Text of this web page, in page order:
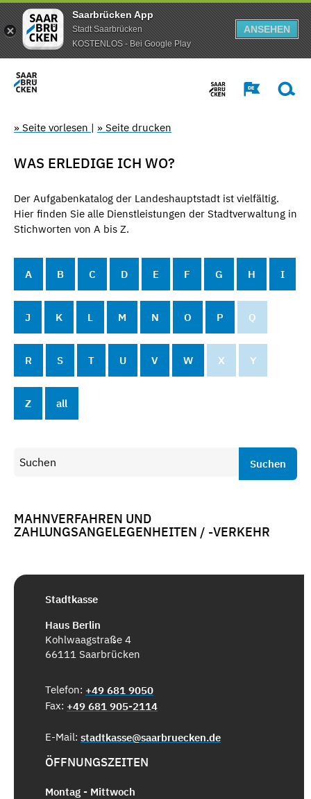
Saarbrücken App
Stadt Saarbrücken
KOSTENLOS - Bei Google Play
ANSEHEN
» Seite vorlesen | » Seite drucken
WAS ERLEDIGE ICH WO?
Der Aufgabenkatalog der Landeshauptstadt ist vielfältig.
Hier finden Sie alle Dienstleistungen der Stadtverwaltung in
Stichworten von A bis Z.
A B C D E F G H I
J K L M N O P Q
R S T U V W X Y
Z all
Suchen
MAHNVERFAHREN UND
ZAHLUNGSANGELEGENHEITEN / -VERKEHR
Stadtkasse
Haus Berlin
Kohlwaagstraße 4
66111 Saarbrücken
Telefon: +49 681 9050
Fax: +49 681 905-2114
E-Mail: stadtkasse@saarbruecken.de
ÖFFNUNGSZEITEN
Montag - Mittwoch